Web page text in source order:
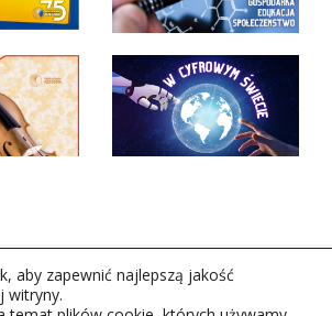
aby zapewnić najlepszą jakość
witryny.